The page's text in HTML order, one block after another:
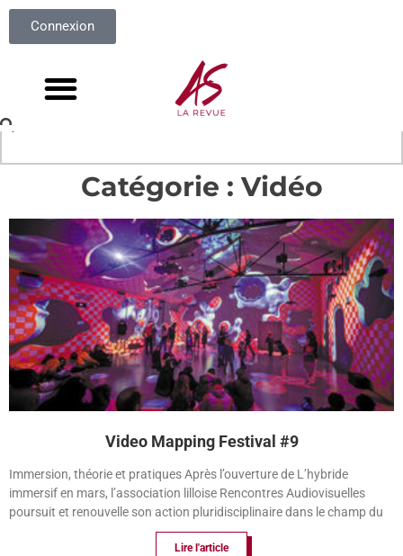
Connexion
Catégorie : Vidéo
Video Mapping Festival #9
Immersion, théorie et pratiques Après l’ouverture de L’hybride
immersif en mars, l’association lilloise Rencontres Audiovisuelles
poursuit et renouvelle son action pluridisciplinaire dans le champ du
Lire l'article